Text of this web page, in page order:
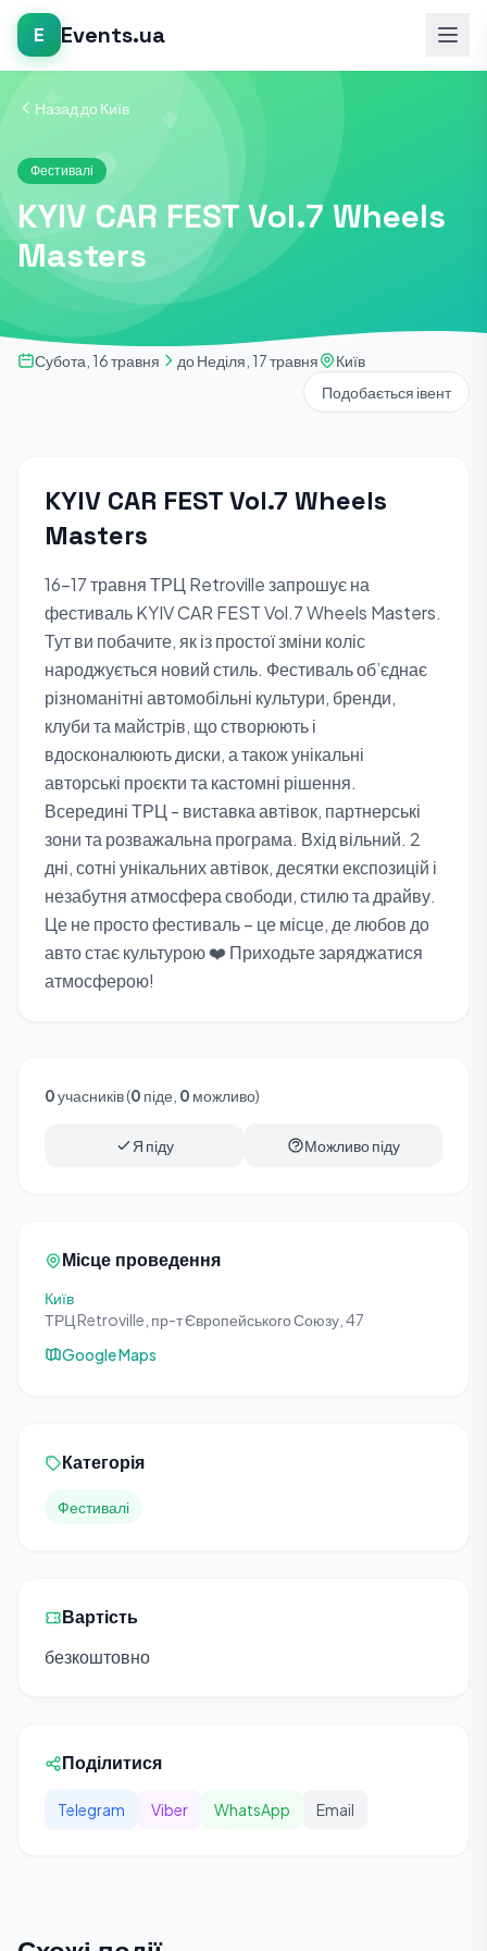
E Events.ua
Назад до Київ
Фестивалі
KYIV CAR FEST Vol.7 Wheels
Masters
Субота, 16 травня до Неділя, 17 травня
Київ
Подобається івент
KYIV CAR FEST Vol.7 Wheels
Masters
16-17 травня ТРЦ Retroville запрошує на
фестиваль KYIV CAR FEST Vol.7 Wheels Masters.
Тут ви побачите, як із простої зміни коліс
народжується новий стиль. Фестиваль об’єднає
різноманітні автомобільні культури, бренди,
клуби та майстрів, що створюють і
вдосконалюють диски, а також унікальні
авторські проєкти та кастомні рішення.
Всередині ТРЦ - виставка автівок, партнерські
зони та розважальна програма. Вхід вільний. 2
дні, сотні унікальних автівок, десятки експозицій і
незабутня атмосфера свободи, стилю та драйву.
Це не просто фестиваль – це місце, де любов до
авто стає культурою ❤️ Приходьте заряджатися
атмосферою!
0учасників (0 піде, 0 можливо)
Я піду Можливо піду
Місце проведення
Київ
ТРЦ Retroville, пр-т Європейського Союзу, 47
Google Maps
Категорія
Фестивалі
Вартість
безкоштовно
Поділитися
Telegram Viber WhatsApp Email